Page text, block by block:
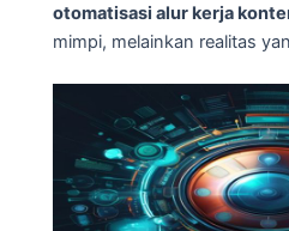
otomatisasi alur kerja
mimpi, melainkan realitas